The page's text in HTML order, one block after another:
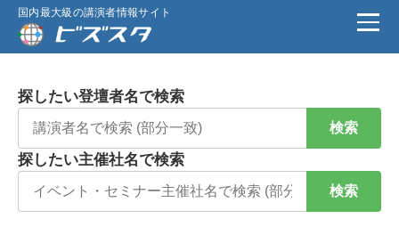
国内最大級の講演者情報サイト
探したい登壇者名で検索
検索
探したい主催社名で検索
検索